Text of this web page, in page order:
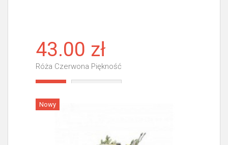
43.00 zł
Róża Czerwona Piękność
Nowy